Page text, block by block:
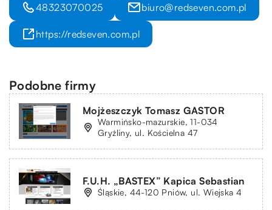
48323070025 biuro@redseven.com.pl
https://redseven.com.pl
Podobne firmy
Mojżeszczyk Tomasz GASTOR
Warmińsko-mazurskie, 11-034
Gryźliny, ul. Kościelna 47
F.U.H. „BASTEX” Kapica Sebastian
Śląskie, 44-120 Pniów, ul. Wiejska 4